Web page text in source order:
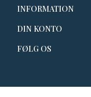
INFORMATION
DIN KONTO
FØLG OS